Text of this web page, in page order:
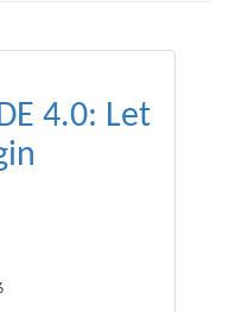
4.0: Let